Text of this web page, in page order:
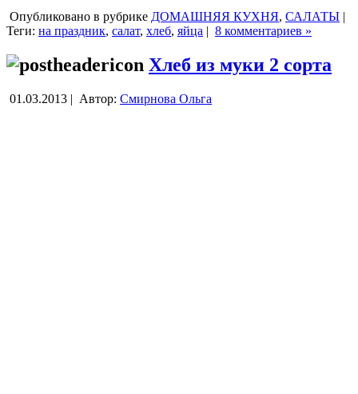
Опубликовано в рубрике ДОМАШНЯЯ КУХНЯ, САЛАТЫ |
Теги: на праздник, салат, хлеб, яйца | 8 комментариев »
Хлеб из муки 2 сорта
01.03.2013 | Автор: Смирнова Ольга